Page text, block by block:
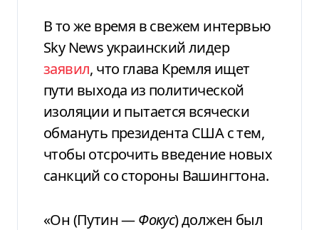
В то же время в свежем интервью
Sky News украинский лидер
заявил, что глава Кремля ищет
пути выхода из политической
изоляции и пытается всячески
обмануть президента США с тем,
чтобы отсрочить введение новых
санкций со стороны Вашингтона.
«Он (Путин —Фокус) должен был